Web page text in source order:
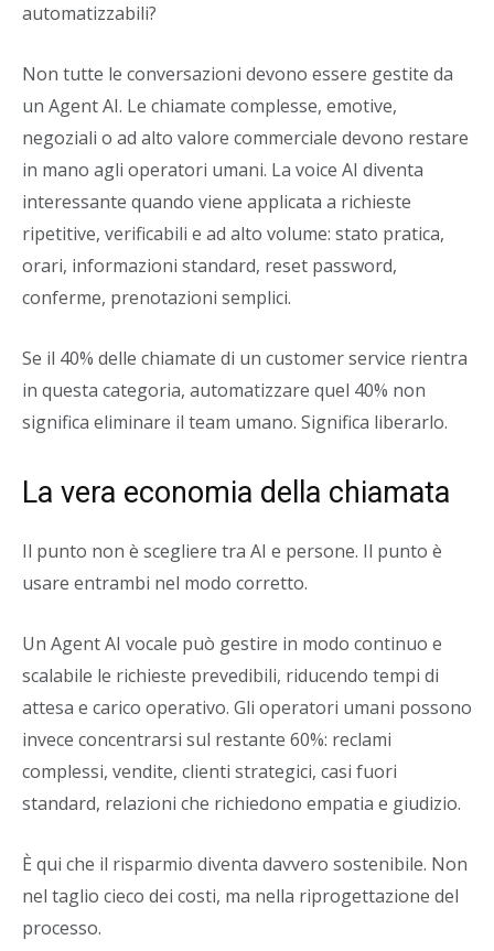
automatizzabili?
Non tutte le conversazioni devono essere gestite da
un Agent AI. Le chiamate complesse, emotive,
negoziali o ad alto valore commerciale devono restare
in mano agli operatori umani. La voice AI diventa
interessante quando viene applicata a richieste
ripetitive, verificabili e ad alto volume: stato pratica,
orari, informazioni standard, reset password,
conferme, prenotazioni semplici.
Se il 40% delle chiamate di un customer service rientra
in questa categoria, automatizzare quel 40% non
significa eliminare il team umano. Significa liberarlo.
La vera economia della chiamata
Il punto non è scegliere tra AI e persone. Il punto è
usare entrambi nel modo corretto.
Un Agent AI vocale può gestire in modo continuo e
scalabile le richieste prevedibili, riducendo tempi di
attesa e carico operativo. Gli operatori umani possono
invece concentrarsi sul restante 60%: reclami
complessi, vendite, clienti strategici, casi fuori
standard, relazioni che richiedono empatia e giudizio.
È qui che il risparmio diventa davvero sostenibile. Non
nel taglio cieco dei costi, ma nella riprogettazione del
processo.